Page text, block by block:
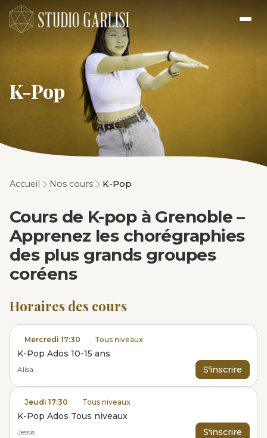
K-Pop
Accueil Nos cours K-Pop
Cours de K-pop à Grenoble –
Apprenez les chorégraphies
des plus grands groupes
coréens
Horaires des cours
Mercredi 17:30 Tous niveaux
K-Pop Ados 10-15 ans
Alisa S'inscrire
Jeudi 17:30 Tous niveaux
K-Pop Ados Tous niveaux
Jessis S'inscrire